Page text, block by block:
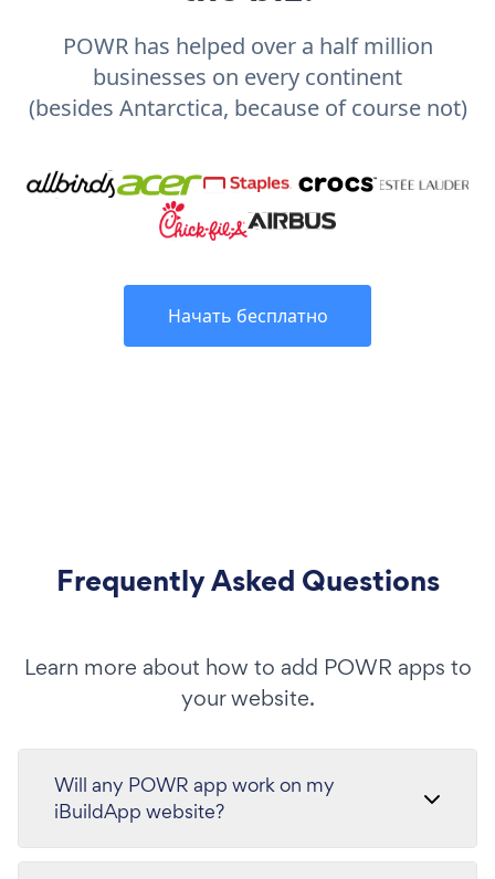
POWR has helped over a half million
businesses on every continent
(besides Antarctica, because of course not)
Начать бесплатно
Frequently Asked Questions
Learn more about how to add POWR apps to
your website.
Will any POWR app work on my
iBuildApp website?